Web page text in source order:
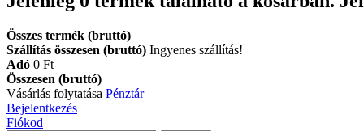
Összes termék (bruttó)
Szállítás összesen (bruttó) Ingyenes szállítás!
Adó 0 Ft‎
Összesen (bruttó)
Vásárlás folytatása Pénztár
Bejelentkezés
Fiókod